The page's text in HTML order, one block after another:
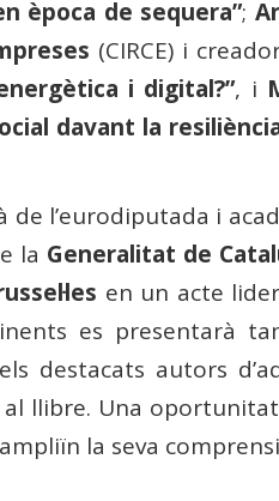
època de sequera”;
(CIRCE) i
i digital?”, i
davant la
de l’eurodiputada i
la Generalitat de
en un acte
es presentarà
destacats autors
llibre. Una
la seva